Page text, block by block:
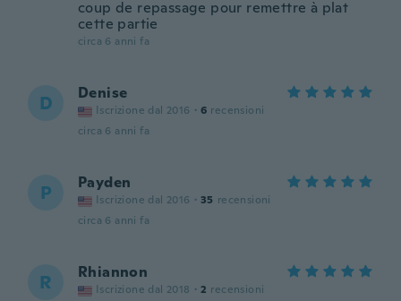
coup de repassage pour remettre à plat
cette partie
circa 6 anni fa
D Denise
Iscrizione dal 2016 · 6 recensioni
circa 6 anni fa
P Payden
Iscrizione dal 2016 · 35 recensioni
circa 6 anni fa
R Rhiannon
Iscrizione dal 2018 · 2 recensioni